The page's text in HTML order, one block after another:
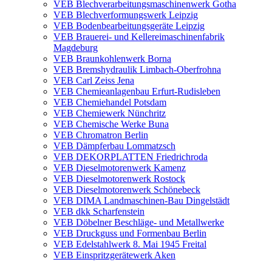
VEB Blechverarbeitungsmaschinenwerk Gotha
VEB Blechverformungswerk Leipzig
VEB Bodenbearbeitungsgeräte Leipzig
VEB Brauerei- und Kellereimaschinenfabrik
Magdeburg
VEB Braunkohlenwerk Borna
VEB Bremshydraulik Limbach-Oberfrohna
VEB Carl Zeiss Jena
VEB Chemieanlagenbau Erfurt-Rudisleben
VEB Chemiehandel Potsdam
VEB Chemiewerk Nünchritz
VEB Chemische Werke Buna
VEB Chromatron Berlin
VEB Dämpferbau Lommatzsch
VEB DEKORPLATTEN Friedrichroda
VEB Dieselmotorenwerk Kamenz
VEB Dieselmotorenwerk Rostock
VEB Dieselmotorenwerk Schönebeck
VEB DIMA Landmaschinen-Bau Dingelstädt
VEB dkk Scharfenstein
VEB Döbelner Beschläge- und Metallwerke
VEB Druckguss und Formenbau Berlin
VEB Edelstahlwerk 8. Mai 1945 Freital
VEB Einspritzgerätewerk Aken